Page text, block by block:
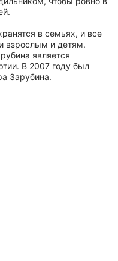
в семьях, и все
взрослым и детям.
является
В 2007 году был
Зарубина.